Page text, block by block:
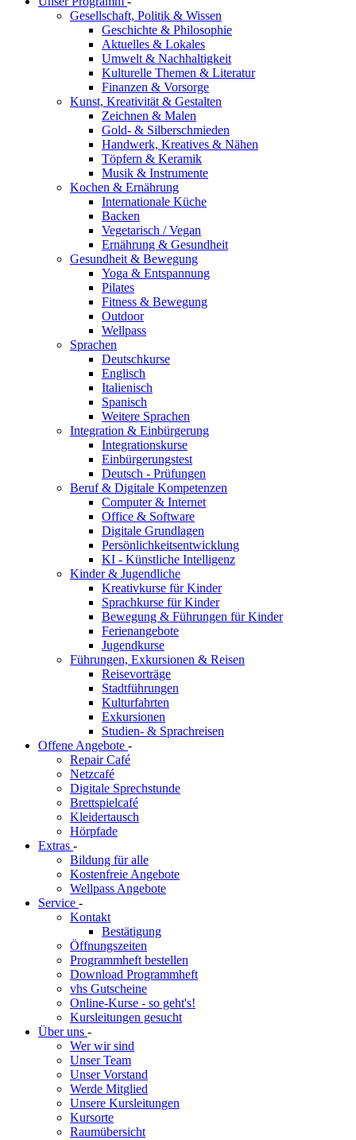
Gesellschaft, Politik & Wissen
Geschichte & Philosophie
Aktuelles & Lokales
Umwelt & Nachhaltigkeit
Kulturelle Themen & Literatur
Finanzen & Vorsorge
Kunst, Kreativität & Gestalten
Zeichnen & Malen
Gold- & Silberschmieden
Handwerk, Kreatives & Nähen
Töpfern & Keramik
Musik & Instrumente
Kochen & Ernährung
Internationale Küche
Backen
Vegetarisch / Vegan
Ernährung & Gesundheit
Gesundheit & Bewegung
Yoga & Entspannung
Pilates
Fitness & Bewegung
Outdoor
Wellpass
Sprachen
Deutschkurse
Englisch
Italienisch
Spanisch
Weitere Sprachen
Integration & Einbürgerung
Integrationskurse
Einbürgerungstest
Deutsch - Prüfungen
Beruf & Digitale Kompetenzen
Computer & Internet
Office & Software
Digitale Grundlagen
Persönlichkeitsentwicklung
KI - Künstliche Intelligenz
Kinder & Jugendliche
Kreativkurse für Kinder
Sprachkurse für Kinder
Bewegung & Führungen für Kinder
Ferienangebote
Jugendkurse
Führungen, Exkursionen & Reisen
Reisevorträge
Stadtführungen
Kulturfahrten
Exkursionen
Studien- & Sprachreisen
Offene Angebote -
Repair Café
Netzcafé
Digitale Sprechstunde
Brettspielcafé
Kleidertausch
Hörpfade
Extras -
Bildung für alle
Kostenfreie Angebote
Wellpass Angebote
Service -
Kontakt
Bestätigung
Öffnungszeiten
Programmheft bestellen
Download Programmheft
vhs Gutscheine
Online-Kurse - so geht's!
Kursleitungen gesucht
Über uns -
Wer wir sind
Unser Team
Unser Vorstand
Werde Mitglied
Unsere Kursleitungen
Kursorte
Raumübersicht